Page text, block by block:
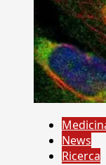
News
Ricerca